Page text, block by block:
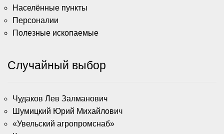
Населённые пункты
Персоналии
Полезные ископаемые
Случайный выбор
Чудаков Лев Залманович
Шумицкий Юрий Михайлович
«Увельский агропромснаб»